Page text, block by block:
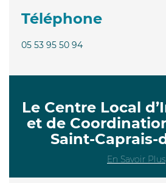
Téléphone
05 53 95 50 94
Le Centre Local
et de
Saint-Caprais-
En Savoir Plus